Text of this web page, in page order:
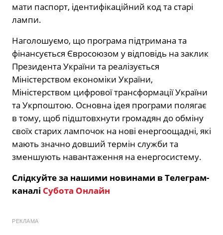
мати паспорт, ідентифікаційний код та старі
лампи.
Наголошуємо, що програма підтримана та
фінансується Євросоюзом у відповідь на заклик
Президента України та реалізується
Міністерством економіки України,
Міністерством цифрової трансформації України
та Укрпоштою. Основна ідея програми полягає
в тому, щоб підштовхнути громадян до обміну
своїх старих лампочок на нові енергоощадні, які
мають значно довший термін служби та
зменшують навантаження на енергосистему.
Слідкуйте за нашими новинами в Телеграм-
каналі Субота Онлайн
РЕКЛАМА